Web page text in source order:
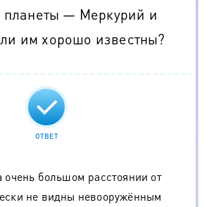
планеты — Меркурий и
им хорошо известны?
ОТВЕТ
очень большом расстоянии от
не видны невооружённым